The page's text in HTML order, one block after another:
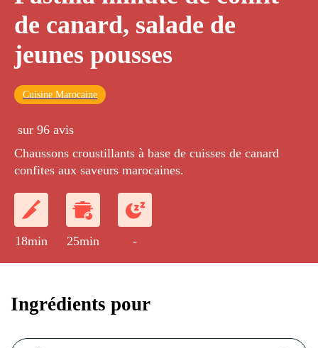
de canard, salade de
jeunes pousses
Cuisine Marocaine
sur 96 avis
Chaussons croustillants à base de cuisses de canard
confites aux saveurs marocaines.
18min 25min -
Ingrédients pour